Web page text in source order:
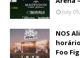
July
NOS
Foo